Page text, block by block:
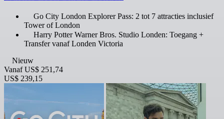
Go City London Explorer Pass: 2 tot 7 attracties inclusief
Tower of London
Harry Potter Warner Bros. Studio Londen: Toegang +
Transfer vanaf Londen Victoria
Nieuw
Vanaf US$ 251,74
US$ 239,15